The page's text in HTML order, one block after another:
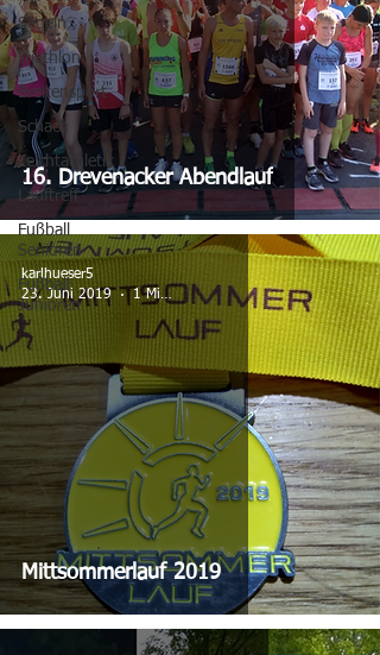
Segeln
Triathlon
Breitensport
Schach
Leichtathletik
Lauftreff
Fußball
Senioren
Fußball
Junioren
16. Drevenacker Abendlauf
Mittsommerlauf 2019
karlhueser5
23. Juni 2019
1 Min. Lesezeit